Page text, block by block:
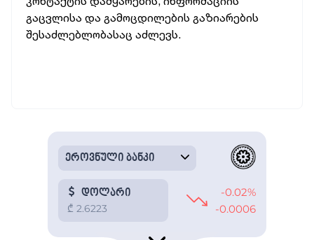
გაცვლისა და გამოცდილების გაზიარების
შესაძლებლობასაც აძლევს.